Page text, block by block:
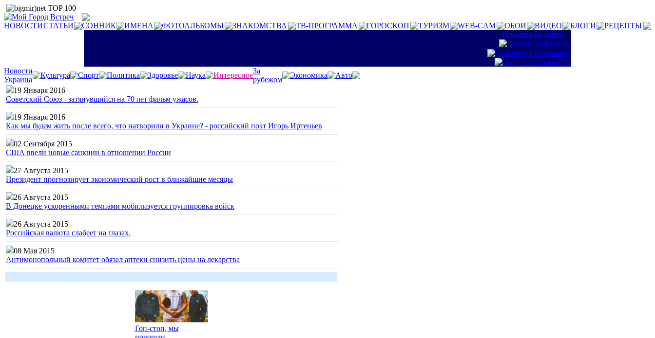
НОВОСТИСТАТЬИ СОННИК ИМЕНА ФОТОАЛЬБОМЫ ЗНАКОМСТВА ТВ-ПРОГРАММА ГОРОСКОП ТУРИЗМ WEB-CAM ОБОИ ВИДЕО БЛОГИ
РЕЦЕПТЫ
:: Реклама на сайте ::
Новости
Украина
Культура Спорт Политика Здоровье Наука Интересное
За
рубежом
Экономика
Авто
19 Января 2016
Советский Союз - затянувшийся на 70 лет фильм ужасов.
19 Января 2016
Как мы будем жить после всего, что натворили в Украине? - российский поэт Игорь Иртеньев
02 Сентября 2015
США ввели новые санкции в отношении России
27 Августа 2015
Президент прогнозирует экономический рост в ближайшие месяцы
26 Августа 2015
В Донецке ускоренными темпами мобилизуется группировка войск
26 Августа 2015
Российская валюта слабеет на глазах.
08 Мая 2015
Антимонопольный комитет обязал аптеки снизить цены на лекарства
Гоп-стоп, мы
подошли...